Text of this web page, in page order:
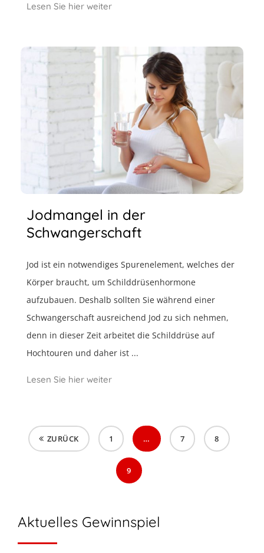
Lesen Sie hier weiter
Jodmangel in der
Schwangerschaft
Jod ist ein notwendiges Spurenelement, welches der
Körper braucht, um Schilddrüsenhormone
aufzubauen. Deshalb sollten Sie während einer
Schwangerschaft ausreichend Jod zu sich nehmen,
denn in dieser Zeit arbeitet die Schilddrüse auf
Hochtouren und daher ist ...
Lesen Sie hier weiter
ZURÜCK 1 … 7 8
9
Aktuelles Gewinnspiel